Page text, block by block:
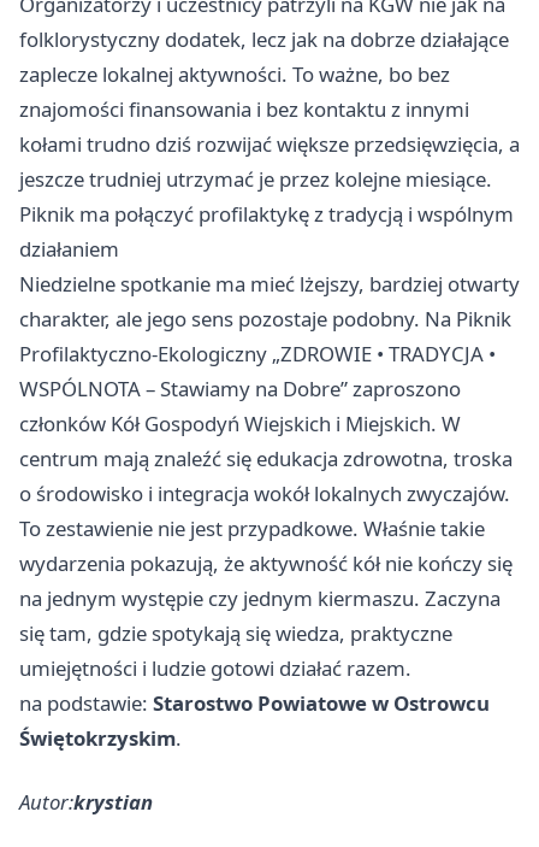
folklorystyczny dodatek, lecz jak na dobrze działające
zaplecze lokalnej aktywności. To ważne, bo bez
znajomości finansowania i bez kontaktu z innymi
kołami trudno dziś rozwijać większe przedsięwzięcia, a
jeszcze trudniej utrzymać je przez kolejne miesiące.
Piknik ma połączyć profilaktykę z tradycją i wspólnym
działaniem
Niedzielne spotkanie ma mieć lżejszy, bardziej otwarty
charakter, ale jego sens pozostaje podobny. Na Piknik
Profilaktyczno-Ekologiczny „ZDROWIE • TRADYCJA •
WSPÓLNOTA – Stawiamy na Dobre” zaproszono
członków Kół Gospodyń Wiejskich i Miejskich. W
centrum mają znaleźć się edukacja zdrowotna, troska
o środowisko i integracja wokół lokalnych zwyczajów.
To zestawienie nie jest przypadkowe. Właśnie takie
wydarzenia pokazują, że aktywność kół nie kończy się
na jednym występie czy jednym kiermaszu. Zaczyna
się tam, gdzie spotykają się wiedza, praktyczne
umiejętności i ludzie gotowi działać razem.
na podstawie: Starostwo Powiatowe w Ostrowcu
Świętokrzyskim.
Autor:krystian